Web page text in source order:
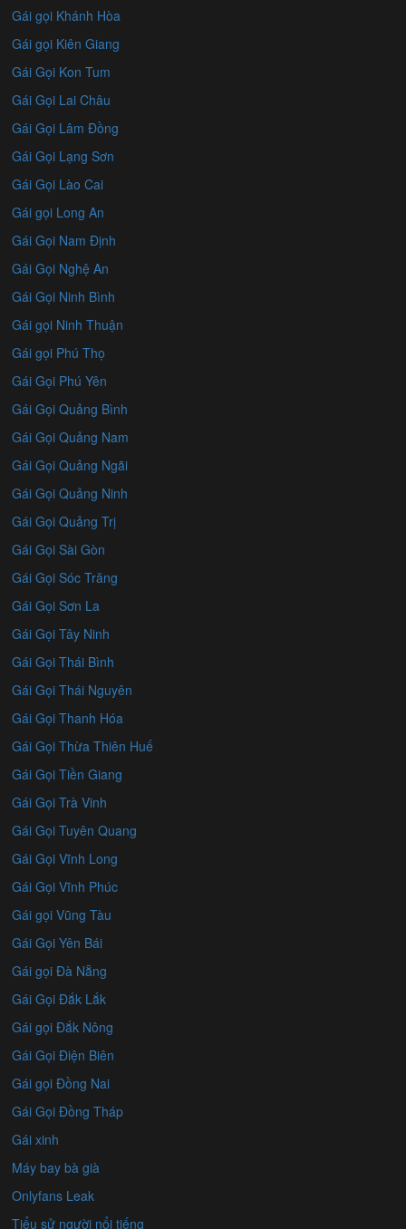
Gái gọi Khánh Hòa
Gái gọi Kiên Giang
Gái Gọi Kon Tum
Gái Gọi Lai Châu
Gái Gọi Lâm Đồng
Gái Gọi Lạng Sơn
Gái Gọi Lào Cai
Gái gọi Long An
Gái Gọi Nam Định
Gái Gọi Nghệ An
Gái Gọi Ninh Bình
Gái gọi Ninh Thuận
Gái gọi Phú Thọ
Gái Gọi Phú Yên
Gái Gọi Quảng Bình
Gái Gọi Quảng Nam
Gái Gọi Quảng Ngãi
Gái Gọi Quảng Ninh
Gái Gọi Quảng Trị
Gái Gọi Sài Gòn
Gái Gọi Sóc Trăng
Gái Gọi Sơn La
Gái Gọi Tây Ninh
Gái Gọi Thái Bình
Gái Gọi Thái Nguyên
Gái Gọi Thanh Hóa
Gái Gọi Thừa Thiên Huế
Gái Gọi Tiền Giang
Gái Gọi Trà Vinh
Gái Gọi Tuyên Quang
Gái Gọi Vĩnh Long
Gái Gọi Vĩnh Phúc
Gái gọi Vũng Tàu
Gái Gọi Yên Bái
Gái gọi Đà Nẵng
Gái Gọi Đắk Lắk
Gái gọi Đắk Nông
Gái Gọi Điện Biên
Gái gọi Đồng Nai
Gái Gọi Đồng Tháp
Gái xinh
Máy bay bà già
Onlyfans Leak
Tiểu sử người nổi tiếng